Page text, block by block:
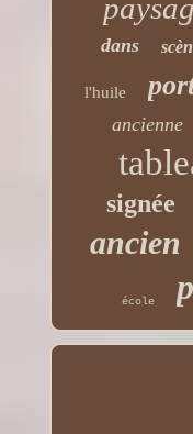
dans
l'huile
ancienne
signée
ancien
école